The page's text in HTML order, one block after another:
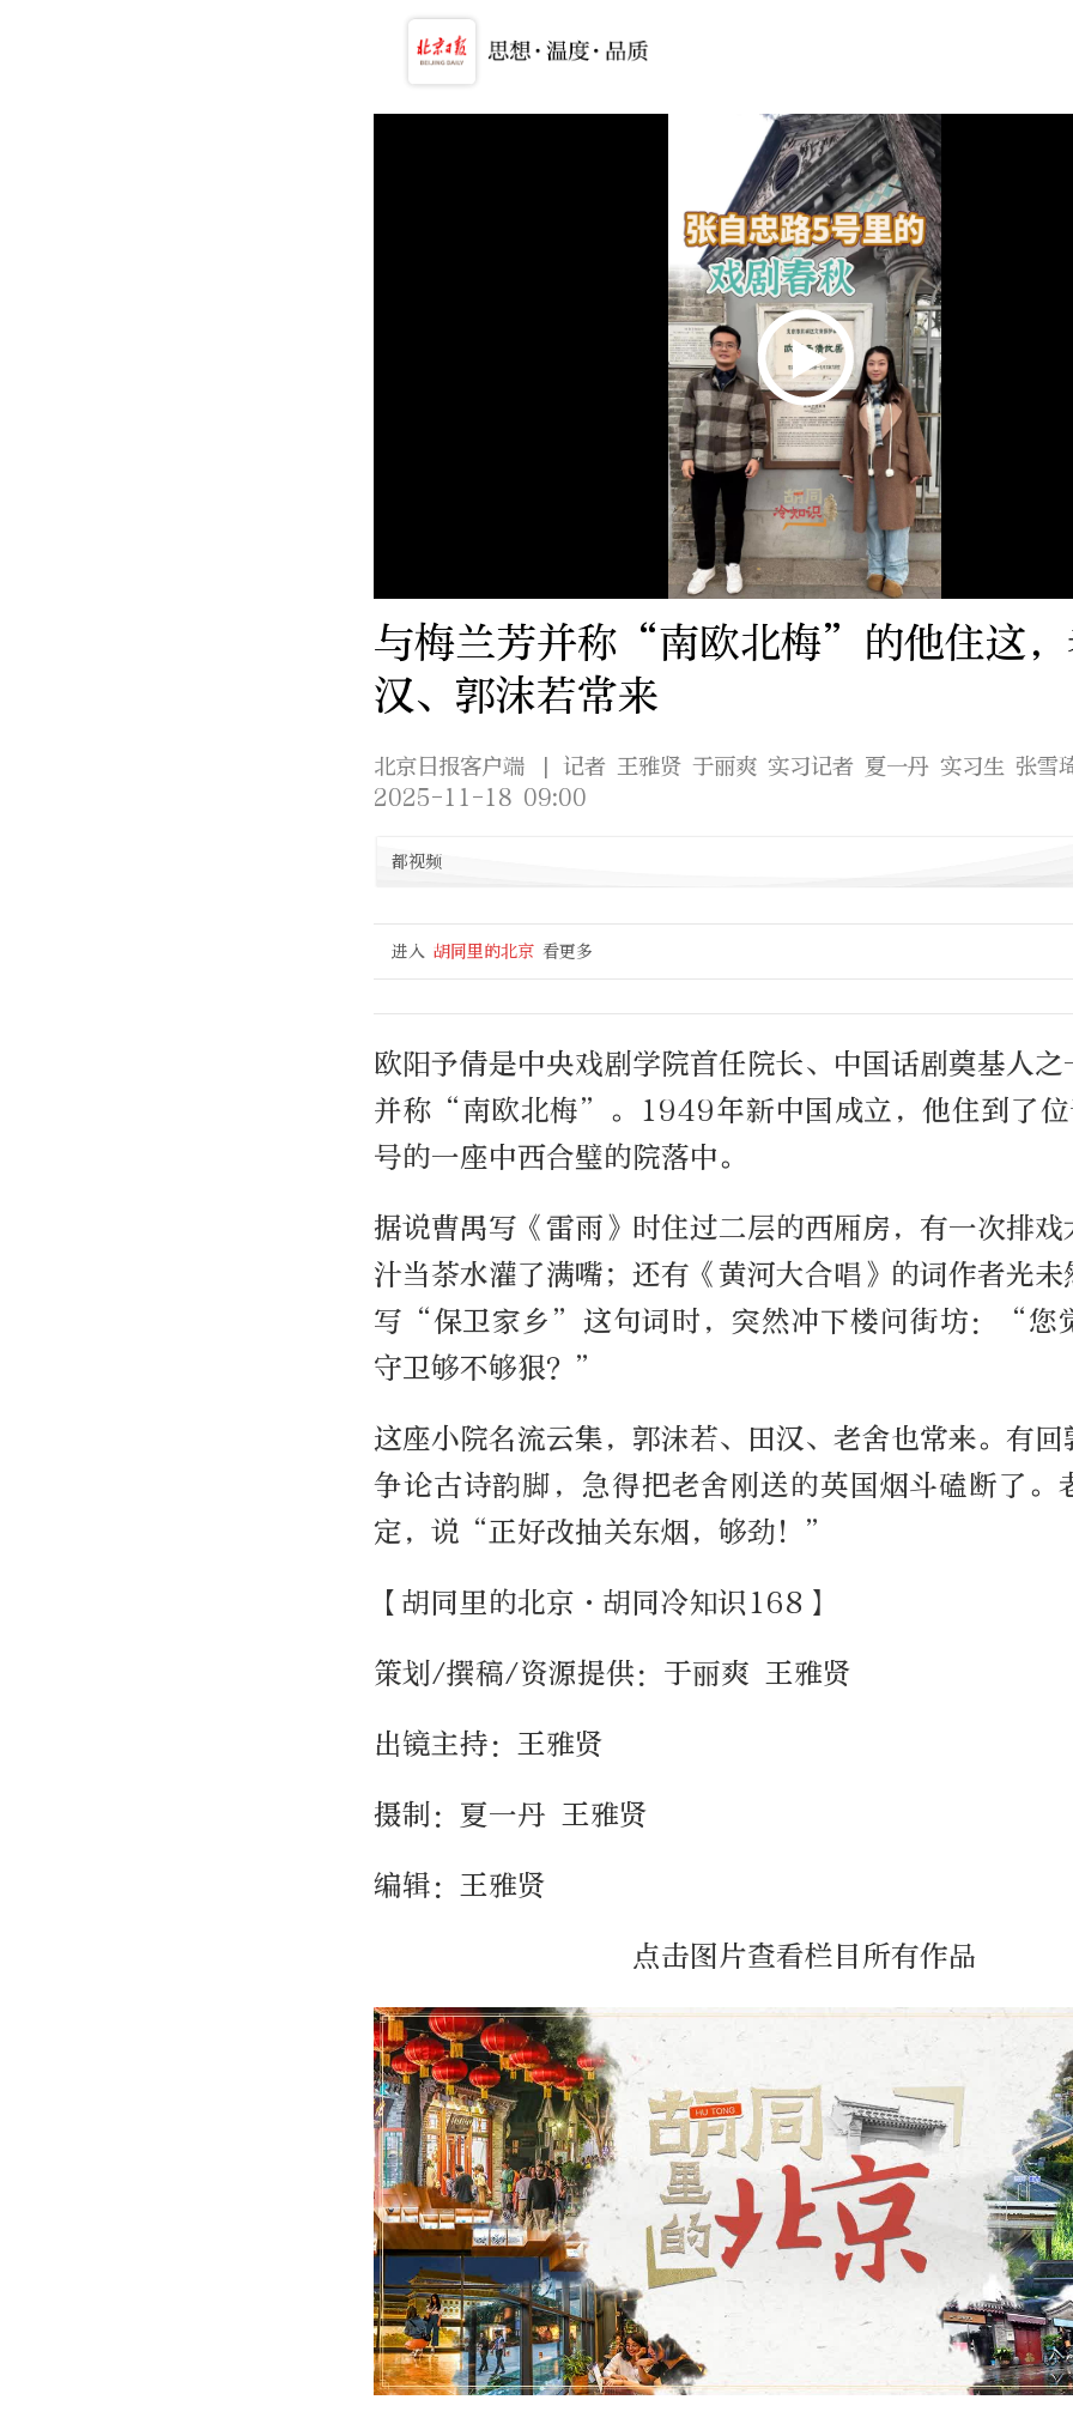
与梅兰芳并称“南欧北梅”的他住这，
汉、郭沫若常来
北京日报客户端
| 记者 王雅贤 于丽爽 实习记者 夏一丹 实习生 张雪
2025-11-18 09:00
都视频
进入 胡同里的北京 看更多
欧阳予倩是中央戏剧学院首任院长、中国话剧奠基人之
并称“南欧北梅”。1949年新中国成立，他住到了位
号的一座中西合璧的院落中。
据说曹禺写《雷雨》时住过二层的西厢房，有一次排戏
汁当茶水灌了满嘴；还有《黄河大合唱》的词作者光未
写“保卫家乡”这句词时，突然冲下楼问街坊：“您
守卫够不够狠？”
这座小院名流云集，郭沫若、田汉、老舍也常来。有回
争论古诗韵脚，急得把老舍刚送的英国烟斗磕断了。
定，说“正好改抽关东烟，够劲！”
【胡同里的北京·胡同冷知识168】
策划/撰稿/资源提供：于丽爽 王雅贤
出镜主持：王雅贤
摄制：夏一丹 王雅贤
编辑：王雅贤
点击图片查看栏目所有作品